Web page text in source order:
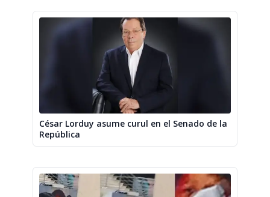
César Lorduy asume curul en el Senado de la
República